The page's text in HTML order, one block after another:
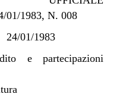
01/1983, N. 008
24/01/1983
e partecipazioni